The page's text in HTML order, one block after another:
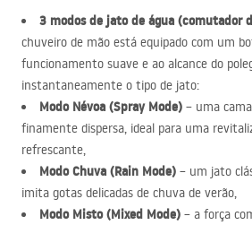
3 modos de jato de água (comutador
chuveiro de mão está equipado com um
funcionamento suave e ao alcance do
instantaneamente o tipo de jato:
Modo Névoa (Spray Mode) – uma
finamente dispersa, ideal para uma
refrescante,
Modo Chuva (Rain Mode) – um jato
imita gotas delicadas de chuva de verão,
Modo Misto (Mixed Mode) – a força